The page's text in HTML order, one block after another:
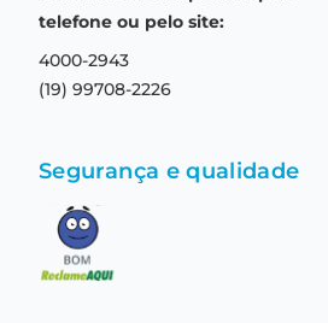
Termos e condições de uso
Central de relacionamento
telefone ou pelo site:
4000-2943
(19) 99708-2226
Segurança e qualidade